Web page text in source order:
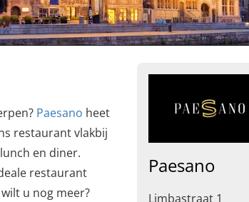
Paesano heet
restaurant vlakbij
en diner.
restaurant
u nog meer?
Paesano
Limbastraat 1